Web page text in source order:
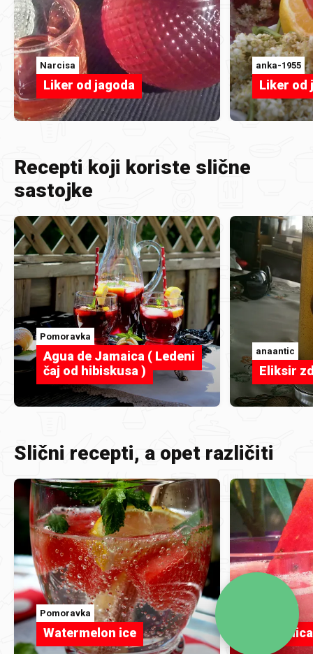
Narcisa
Liker od jagoda
anka-1955
Liker od
Recepti koji koriste slične
sastojke
Pomoravka
Agua de Jamaica ( Ledeni
čaj od hibiskusa )
anaantic
Eliksir
Slični recepti, a opet različiti
Pomoravka
Watermelon ice